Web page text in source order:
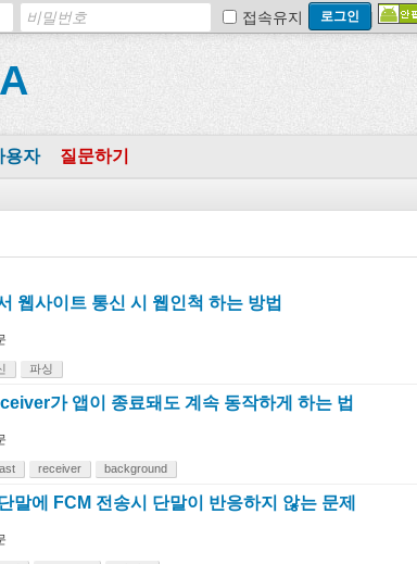
접속유지
용자 질문하기
웹사이트 통신 시 웹인척 하는 방법
파싱
가 앱이 종료돼도 계속 동작하게 하는 법
receiver background
말에 FCM 전송시 단말이 반응하지 않는 문제